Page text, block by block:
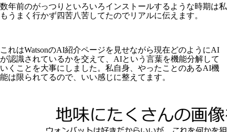
数年前のがっつりといろいろインストールするような時期は私
もうまく行かず四苦八苦してたのでリアルに伝えます。
これはWatsonのAI紹介ページを見せながら現在どのようにAI
が認識されているかを交えて、AIという言葉を機能分解して
いくことを大事にしました。私自身、やったことのあるAI機
能は限られてるので、いい感じに整えてます。